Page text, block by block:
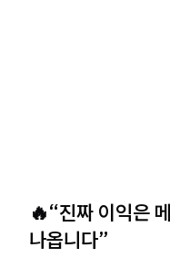
🔥“진짜 이익은
나옵니다”